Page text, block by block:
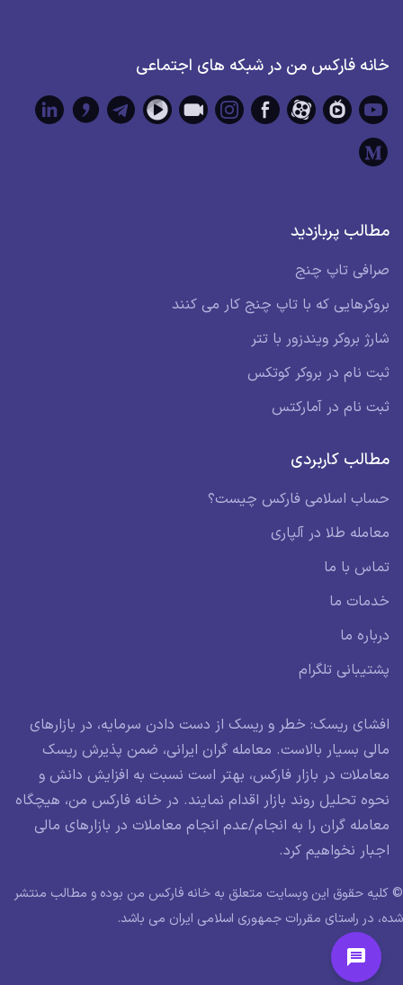
خانه فارکس من در شبکه های اجتماعی
مطالب پربازدید
صرافی تاپ چنج
بروکرهایی که با تاپ چنج کار می کنند
شارژ بروکر ویندزور با تتر
ثبت نام در بروکر کوتکس
ثبت نام در آمارکتس
مطالب کاربردی
حساب اسلامی فارکس چیست؟
معامله طلا در آلپاری
تماس با ما
خدمات ما
درباره ما
پشتیبانی تلگرام
افشای ریسک: خطر و ریسک از دست دادن سرمایه، در بازارهای
مالی بسیار بالاست. معامله گران ایرانی، ضمن پذیرش ریسک
معاملات در بازار فارکس، بهتر است نسبت به افزایش دانش و
نحوه تحلیل روند بازار اقدام نمایند. در خانه فارکس من، هیچگاه
معامله گران را به انجام/عدم انجام معاملات در بازارهای مالی
اجبار نخواهیم کرد.
© کلیه حقوق این وبسایت متعلق به خانه فارکس من بوده و مطالب منتشر
شده، در راستای مقررات جمهوری اسلامی ایران می باشد.